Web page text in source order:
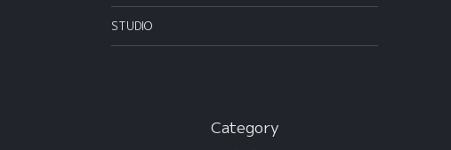
STUDIO
Category